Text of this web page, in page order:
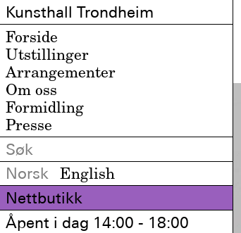
Kunsthall Trondheim
Forside
Utstillinger
Arrangementer
Om oss
Formidling
Presse
Norsk
English
Nettbutikk
Åpent i dag 14:00 - 18:00